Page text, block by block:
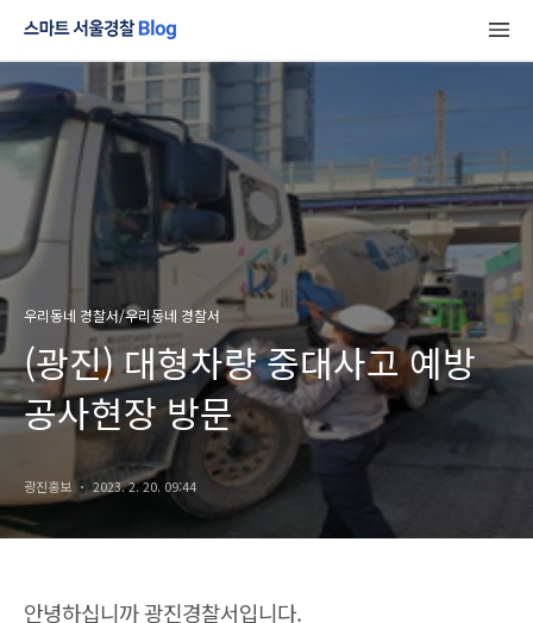
우리동네 경찰서/우리동네 경찰서
(광진) 대형차량 중대사고 예방
공사현장 방문
광진홍보 2023. 2. 20. 09:44
안녕하십니까 광진경찰서입니다.